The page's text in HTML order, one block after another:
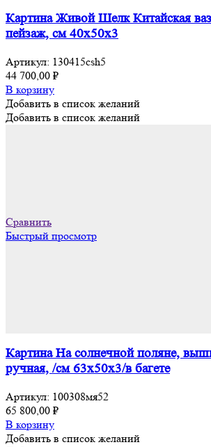
Картина Живой Шелк Китайская
пейзаж, см 40х50х3
Артикул: 130415сsh5
44 700,00 ₽
В корзину
Добавить в список желаний
Добавить в список желаний
Сравнить
Быстрый просмотр
Картина На солнечной поляне,
ручная, /см 63х50х3/в багете
Артикул: 100308мя52
65 800,00 ₽
В корзину
Добавить в список желаний